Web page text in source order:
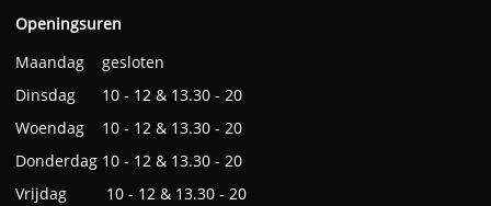
Openingsuren
Maandag gesloten
Dinsdag 10 - 12 & 13.30 - 20
Woendag 10 - 12 & 13.30 - 20
Donderdag 10 - 12 & 13.30 - 20
Vrijdag 10 - 12 & 13.30 - 20